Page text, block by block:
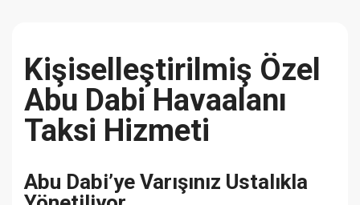
Kişiselleştirilmiş Özel
Abu Dabi Havaalanı
Taksi Hizmeti
Abu Dabi’ye Varışınız Ustalıkla